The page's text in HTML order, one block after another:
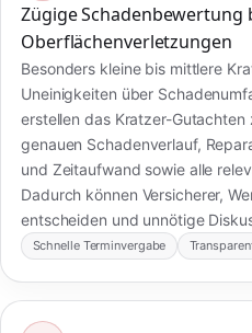
Zügige Schadenbewertung
Oberflächenverletzungen
Besonders kleine bis mittlere
Uneinigkeiten über
erstellen das Kratzer-
genauen Schadenverlauf,
und Zeitaufwand sowie alle
Dadurch können Versicherer,
entscheiden und unnötige
Schnelle Terminvergabe